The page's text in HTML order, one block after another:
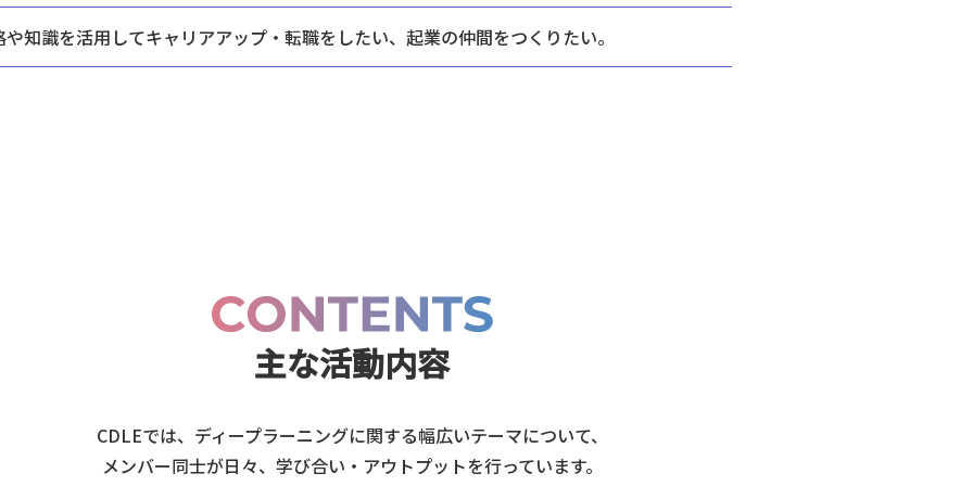
や知識を活用してキャリアアップ・ 転職をしたい、起業の仲間をつくりたい。
主な活動内容
CDLEでは、ディープラーニングに関する幅広いテーマについて、
メンバー同士が日々、 学び合い・アウトプットを行っています。